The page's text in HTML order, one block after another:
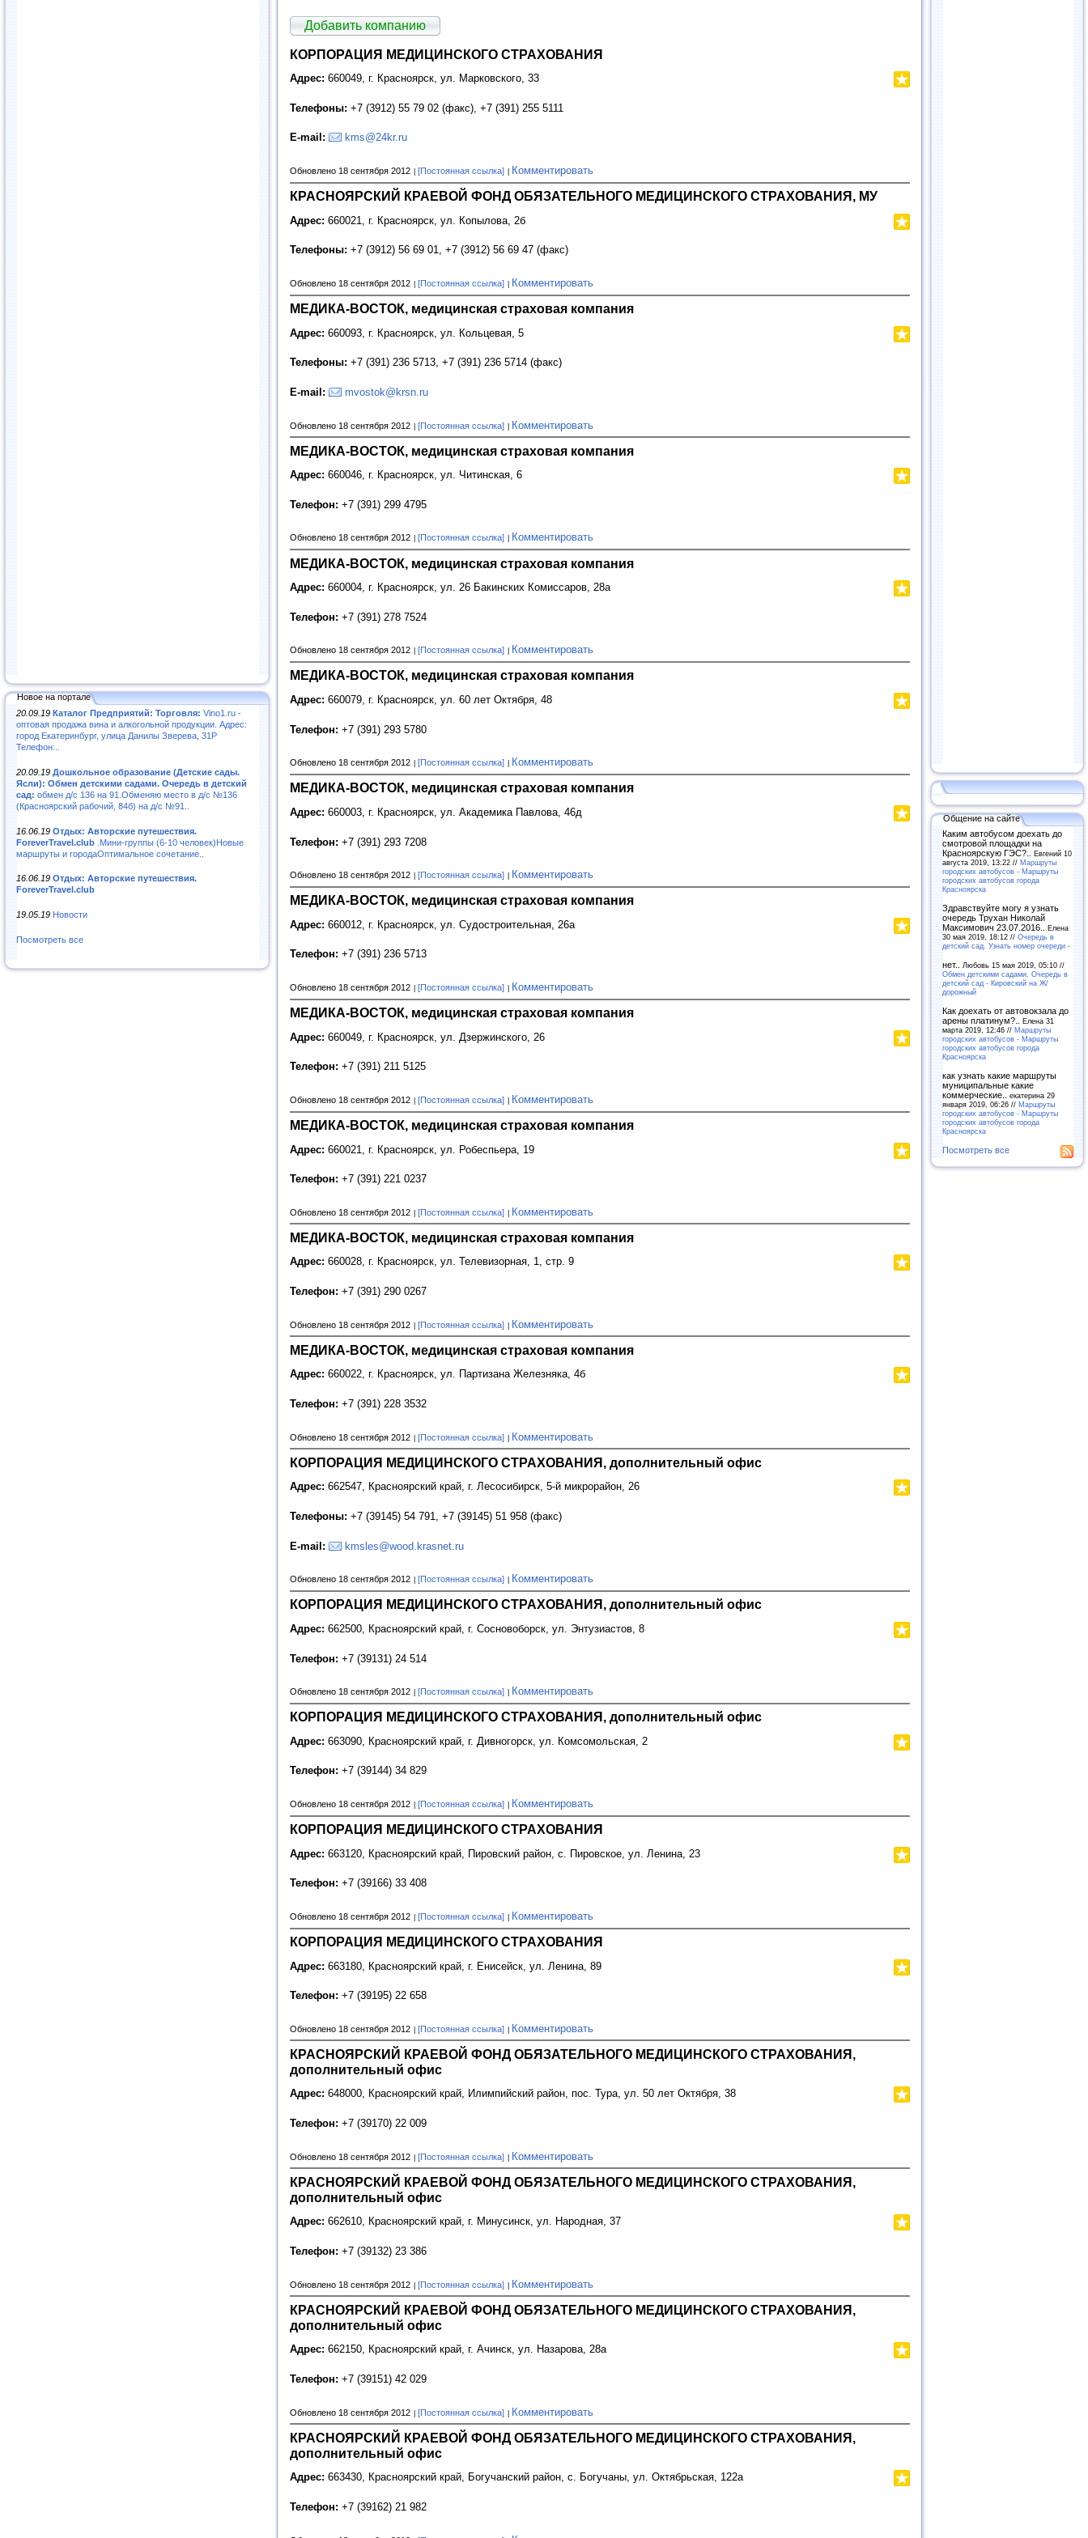
Новое на портале
20.09.19 Каталог Предприятий: Торговля: Vino1.ru -
оптовая продажа вина и алкогольной продукции. Адрес:
город Екатеринбург, улица Данилы Зверева, 31Р
Телефон:..
20.09.19 Дошкольное образование (Детские сады.
Ясли): Обмен детскими садами. Очередь в детский
сад: обмен д/с 136 на 91.Обменяю место в д/с №136
(Красноярский рабочий, 84б) на д/с №91..
16.06.19 Отдых: Авторские путешествия.
ForeverTravel.club .Мини-группы (6-10 человек)Новые
маршруты и городаОптимальное сочетание..
16.06.19 Отдых: Авторские путешествия.
ForeverTravel.club
19.05.19 Новости
Посмотреть все
Добавить компанию
КОРПОРАЦИЯ МЕДИЦИНСКОГО СТРАХОВАНИЯ
Адрес: 660049, г. Красноярск, ул. Марковского, 33
Телефоны: +7 (3912) 55 79 02 (факс), +7 (391) 255 5111
E-mail : kms@24kr.ru
Обновлено 18 сентября 2012 [Постоянная ссылка] Комментировать
КРАСНОЯРСКИЙ КРАЕВОЙ ФОНД ОБЯЗАТЕЛЬНОГО МЕДИЦИНСКОГО СТРАХОВАНИЯ, МУ
Адрес: 660021, г. Красноярск, ул. Копылова, 2б
Телефоны: +7 (3912) 56 69 01, +7 (3912) 56 69 47 (факс)
Обновлено 18 сентября 2012 [Постоянная ссылка] Комментировать
МЕДИКА-ВОСТОК, медицинская страховая компания
Адрес: 660093, г. Красноярск, ул. Кольцевая, 5
Телефоны: +7 (391) 236 5713, +7 (391) 236 5714 (факс)
E-mail : mvostok@krsn.ru
Обновлено 18 сентября 2012 [Постоянная ссылка] Комментировать
МЕДИКА-ВОСТОК, медицинская страховая компания
Адрес: 660046, г. Красноярск, ул. Читинская, 6
Телефон: +7 (391) 299 4795
Обновлено 18 сентября 2012 [Постоянная ссылка] Комментировать
МЕДИКА-ВОСТОК, медицинская страховая компания
Адрес: 660004, г. Красноярск, ул. 26 Бакинских Комиссаров, 28а
Телефон: +7 (391) 278 7524
Обновлено 18 сентября 2012 [Постоянная ссылка] Комментировать
МЕДИКА-ВОСТОК, медицинская страховая компания
Адрес: 660079, г. Красноярск, ул. 60 лет Октября, 48
Телефон: +7 (391) 293 5780
Обновлено 18 сентября 2012 [Постоянная ссылка] Комментировать
МЕДИКА-ВОСТОК, медицинская страховая компания
Адрес: 660003, г. Красноярск, ул. Академика Павлова, 46д
Телефон: +7 (391) 293 7208
Обновлено 18 сентября 2012 [Постоянная ссылка] Комментировать
МЕДИКА-ВОСТОК, медицинская страховая компания
Адрес: 660012, г. Красноярск, ул. Судостроительная, 26а
Телефон: +7 (391) 236 5713
Обновлено 18 сентября 2012 [Постоянная ссылка] Комментировать
МЕДИКА-ВОСТОК, медицинская страховая компания
Адрес: 660049, г. Красноярск, ул. Дзержинского, 26
Телефон: +7 (391) 211 5125
Обновлено 18 сентября 2012 [Постоянная ссылка] Комментировать
МЕДИКА-ВОСТОК, медицинская страховая компания
Адрес: 660021, г. Красноярск, ул. Робеспьера, 19
Телефон: +7 (391) 221 0237
Обновлено 18 сентября 2012 [Постоянная ссылка] Комментировать
МЕДИКА-ВОСТОК, медицинская страховая компания
Адрес: 660028, г. Красноярск, ул. Телевизорная, 1, стр. 9
Телефон: +7 (391) 290 0267
Обновлено 18 сентября 2012 [Постоянная ссылка] Комментировать
МЕДИКА-ВОСТОК, медицинская страховая компания
Адрес: 660022, г. Красноярск, ул. Партизана Железняка, 4б
Телефон: +7 (391) 228 3532
Обновлено 18 сентября 2012 [Постоянная ссылка] Комментировать
КОРПОРАЦИЯ МЕДИЦИНСКОГО СТРАХОВАНИЯ, дополнительный офис
Адрес: 662547, Красноярский край, г. Лесосибирск, 5-й микрорайон, 26
Телефоны: +7 (39145) 54 791, +7 (39145) 51 958 (факс)
E-mail: kmsles@wood.krasnet.ru
Обновлено 18 сентября 2012 [Постоянная ссылка] Комментировать
КОРПОРАЦИЯ МЕДИЦИНСКОГО СТРАХОВАНИЯ, дополнительный офис
Адрес: 662500, Красноярский край, г. Сосновоборск, ул. Энтузиастов, 8
Телефон: +7 (39131) 24 514
Обновлено 18 сентября 2012 [Постоянная ссылка] Комментировать
КОРПОРАЦИЯ МЕДИЦИНСКОГО СТРАХОВАНИЯ, дополнительный офис
Адрес: 663090, Красноярский край, г. Дивногорск, ул. Комсомольская, 2
Телефон: +7 (39144) 34 829
Обновлено 18 сентября 2012 [Постоянная ссылка] Комментировать
КОРПОРАЦИЯ МЕДИЦИНСКОГО СТРАХОВАНИЯ
Адрес: 663120, Красноярский край, Пировский район, с. Пировское, ул. Ленина, 23
Телефон: +7 (39166) 33 408
Обновлено 18 сентября 2012 [Постоянная ссылка] Комментировать
КОРПОРАЦИЯ МЕДИЦИНСКОГО СТРАХОВАНИЯ
Адрес: 663180, Красноярский край, г. Енисейск, ул. Ленина, 89
Телефон: +7 (39195) 22 658
Обновлено 18 сентября 2012 [Постоянная ссылка] Комментировать
КРАСНОЯРСКИЙ КРАЕВОЙ ФОНД ОБЯЗАТЕЛЬНОГО МЕДИЦИНСКОГО СТРАХОВАНИЯ,
дополнительный офис
Адрес: 648000, Красноярский край, Илимпийский район, пос. Тура, ул. 50 лет Октября, 38
Телефон: +7 (39170) 22 009
Обновлено 18 сентября 2012 [Постоянная ссылка] Комментировать
КРАСНОЯРСКИЙ КРАЕВОЙ ФОНД ОБЯЗАТЕЛЬНОГО МЕДИЦИНСКОГО СТРАХОВАНИЯ,
дополнительный офис
Адрес: 662610, Красноярский край, г. Минусинск, ул. Народная, 37
Телефон: +7 (39132) 23 386
Обновлено 18 сентября 2012 [Постоянная ссылка] Комментировать
КРАСНОЯРСКИЙ КРАЕВОЙ ФОНД ОБЯЗАТЕЛЬНОГО МЕДИЦИНСКОГО СТРАХОВАНИЯ,
дополнительный офис
Адрес: 662150, Красноярский край, г. Ачинск, ул. Назарова, 28а
Телефон: +7 (39151) 42 029
Обновлено 18 сентября 2012 [Постоянная ссылка] Комментировать
КРАСНОЯРСКИЙ КРАЕВОЙ ФОНД ОБЯЗАТЕЛЬНОГО МЕДИЦИНСКОГО СТРАХОВАНИЯ,
дополнительный офис
Адрес: 663430, Красноярский край, Богучанский район, с. Богучаны, ул. Октябрьская, 122а
Телефон: +7 (39162) 21 982
Общение на сайте
Каким автобусом доехать до
смотровой площадки на
Красноярскую ГЭС?.. Евгений 10
августа 2019, 13:22 // Маршруты
городских автобусов - Маршруты
городских автобусов города
Красноярска
Здравствуйте могу я узнать
очередь Трухан Николай
Максимович 23.07.2016.. Елена
30 мая 2019, 18:12 // Очередь в
детский сад. Узнать номер очереди -
нет..
Любовь 15 мая 2019, 05:10 //
Обмен детскими садами. Очередь в
детский сад - Кировский на Ж/
дорожный
Как доехать от автовокзала до
арены платинум?.. Елена 31
марта 2019, 12:46 // Маршруты
городских автобусов - Маршруты
городских автобусов города
Красноярска
как узнать какие маршруты
муниципальные какие
коммерческие.. екатерина 29
января 2019, 06:26 // Маршруты
городских автобусов - Маршруты
городских автобусов города
Красноярска
Посмотреть все